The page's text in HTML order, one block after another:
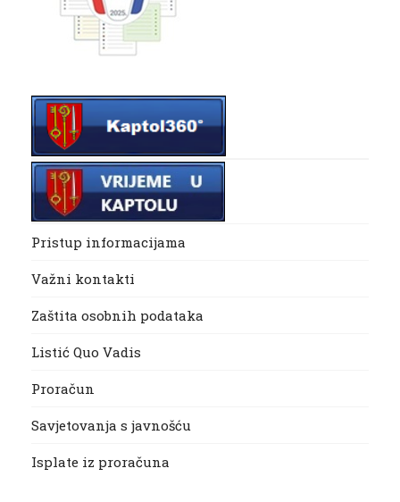
Pristup informacijama
Važni kontakti
Zaštita osobnih podataka
Listić Quo Vadis
Proračun
Savjetovanja s javnošću
Isplate iz proračuna